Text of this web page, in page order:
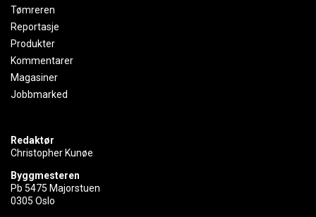
Tømreren
Reportasje
Produkter
Kommentarer
Magasiner
Jobbmarked
Redaktør
Christopher Kunøe
Byggmesteren
Pb 5475 Majorstuen
0305 Oslo